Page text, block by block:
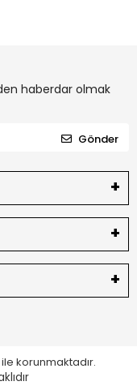
haberdar olmak
Gönder
korunmaktadır.